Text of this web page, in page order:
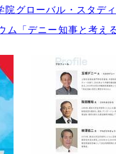
院グローバル・スタデ
ム「デニー知事と考え